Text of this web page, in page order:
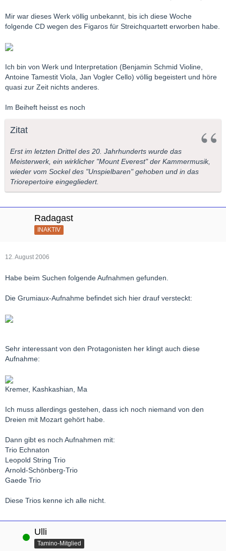
Mir war dieses Werk völlig unbekannt, bis ich diese Woche
folgende CD wegen des Figaros für Streichquartett erworben habe.
Ich bin von Werk und Interpretation (Benjamin Schmid Violine,
Antoine Tamestit Viola, Jan Vogler Cello) völlig begeistert und höre
quasi zur Zeit nichts anderes.
Im Beiheft heisst es noch
Zitat
Erst im letzten Drittel des 20. Jahrhunderts wurde das
Meisterwerk, ein wirklicher "Mount Everest" der Kammermusik,
wieder vom Sockel des "Unspielbaren" gehoben und in das
Triorepertoire eingegliedert.
Radagast
INAKTIV
12. August 2006
Habe beim Suchen folgende Aufnahmen gefunden.
Die Grumiaux-Aufnahme befindet sich hier drauf versteckt:
Sehr interessant von den Protagonisten her klingt auch diese
Aufnahme:
Kremer, Kashkashian, Ma
Ich muss allerdings gestehen, dass ich noch niemand von den
Dreien mit Mozart gehört habe.
Dann gibt es noch Aufnahmen mit:
Trio Echnaton
Leopold String Trio
Arnold-Schönberg-Trio
Gaede Trio
Diese Trios kenne ich alle nicht.
Online Ulli
Tamino-Mitglied